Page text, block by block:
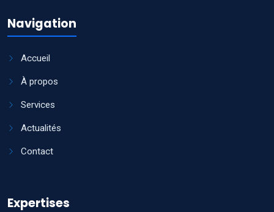
Navigation
Accueil
À propos
Services
Actualités
Contact
Expertises